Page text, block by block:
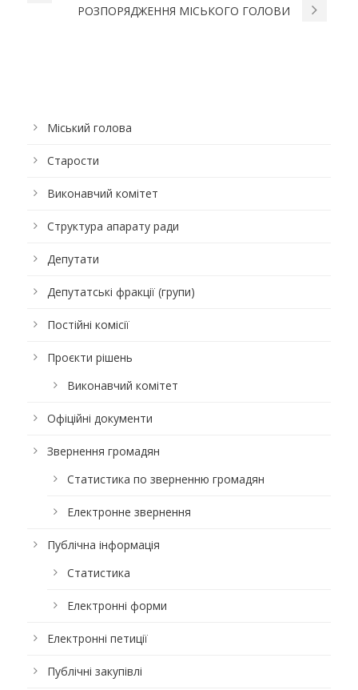
РОЗПОРЯДЖЕННЯ МІСЬКОГО ГОЛОВИ
Міський голова
Старости
Виконавчий комітет
Структура апарату ради
Депутати
Депутатські фракції (групи)
Постійні комісії
Проєкти рішень
Виконавчий комітет
Офіційні документи
Звернення громадян
Статистика по зверненню громадян
Електронне звернення
Публічна інформація
Статистика
Електронні форми
Електронні петиції
Публічні закупівлі